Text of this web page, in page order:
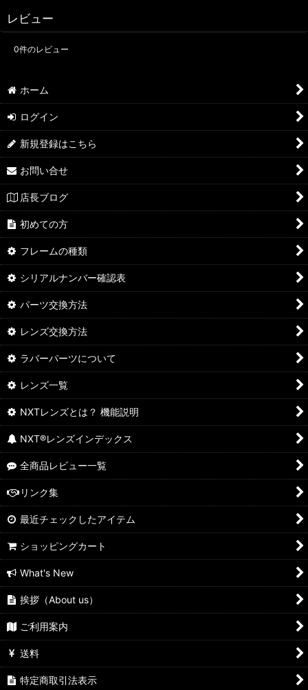
レビュー
0件のレビュー
ホーム
ログイン
新規登録はこちら
お問い合せ
店長ブログ
初めての方
フレームの種類
シリアルナンバー確認表
パーツ交換方法
レンズ交換方法
ラバーパーツについて
レンズ一覧
NXTレンズとは？ 機能説明
NXT®レンズインデックス
全商品レビュー一覧
リンク集
最近チェックしたアイテム
ショッピングカート
What's New
挨拶（About us）
ご利用案内
送料
特定商取引法表示